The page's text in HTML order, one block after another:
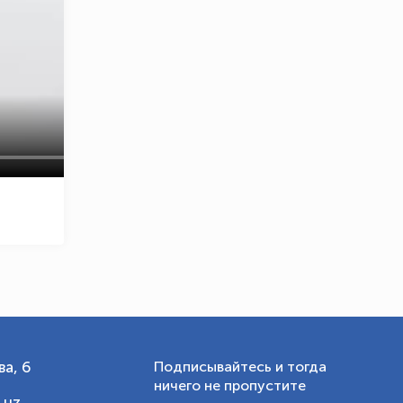
6
Подписывайтесь и тогда
ничего не пропустите